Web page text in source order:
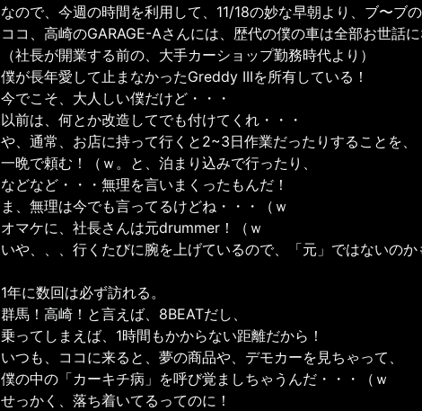
なので、今週の時間を利用して、11/18の妙な早朝より、ブ〜ブ
ココ、高崎のGARAGE-Aさんには、歴代の僕の車は全部お世話
（社長が開業する前の、大手カーショップ勤務時代より）
僕が長年愛して止まなかったGreddy IIIを所有している！
今でこそ、大人しい僕だけど・・・
以前は、何とか改造してでも付けてくれ・・・
や、通常、お店に持って行くと2~3日作業だったりすることを、
一晩で頼む！（ｗ。と、泊まり込みで行ったり、
などなど・・・無理を言いまくったもんだ！
ま、無理は今でも言ってるけどね・・・（ｗ
オマケに、社長さんは元drummer！（ｗ
いや、、、行くたびに腕を上げているので、「元」ではないのか
1年に数回は必ず訪れる。
群馬！高崎！と言えば、8BEATだし、
乗ってしまえば、1時間もかからない距離だから！
いつも、ココに来ると、夢の商品や、デモカーを見ちゃって、
僕の中の「カーキチ病」を呼び覚ましちゃうんだ・・・（ｗ
せっかく、落ち着いてるってのに！